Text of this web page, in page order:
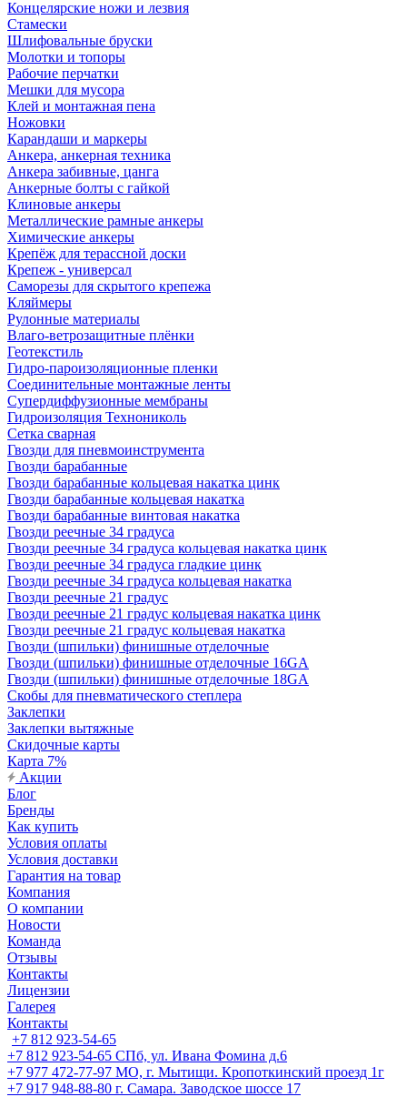
Концелярские ножи и лезвия
Стамески
Шлифовальные бруски
Молотки и топоры
Рабочие перчатки
Мешки для мусора
Клей и монтажная пена
Ножовки
Карандаши и маркеры
Анкера, анкерная техника
Анкера забивные, цанга
Анкерные болты с гайкой
Клиновые анкеры
Металлические рамные анкеры
Химические анкеры
Крепёж для терассной доски
Крепеж - универсал
Саморезы для скрытого крепежа
Кляймеры
Рулонные материалы
Влаго-ветрозащитные плёнки
Геотекстиль
Гидро-пароизоляционные пленки
Соединительные монтажные ленты
Супердиффузионные мембраны
Гидроизоляция Технониколь
Сетка сварная
Гвозди для пневмоинструмента
Гвозди барабанные
Гвозди барабанные кольцевая накатка цинк
Гвозди барабанные кольцевая накатка
Гвозди барабанные винтовая накатка
Гвозди реечные 34 градуса
Гвозди реечные 34 градуса кольцевая накатка цинк
Гвозди реечные 34 градуса гладкие цинк
Гвозди реечные 34 градуса кольцевая накатка
Гвозди реечные 21 градус
Гвозди реечные 21 градус кольцевая накатка цинк
Гвозди реечные 21 градус кольцевая накатка
Гвозди (шпильки) финишные отделочные
Гвозди (шпильки) финишные отделочные 16GA
Гвозди (шпильки) финишные отделочные 18GA
Скобы для пневматического степлера
Заклепки
Заклепки вытяжные
Скидочные карты
Карта 7%
Акции
Блог
Бренды
Как купить
Условия оплаты
Условия доставки
Гарантия на товар
Компания
О компании
Новости
Команда
Отзывы
Контакты
Лицензии
Галерея
Контакты
+7 812 923-54-65
+7 812 923-54-65 СПб, ул. Ивана Фомина д.6
+7 977 472-77-97 МО, г. Мытищи. Кропоткинский проезд 1г
+7 917 948-88-80 г. Самара. Заводское шоссе 17